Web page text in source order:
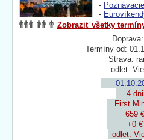
-
-
Zobraziť všetky
Doprava:
Termíny od:
Strava:
odlet:
4 dni
First
659 €
+0 €
odlet: